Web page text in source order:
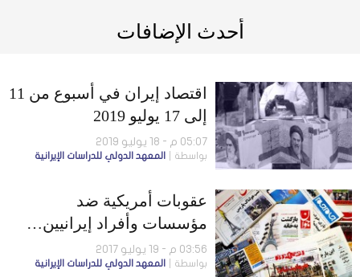
أحدث الإضافات
اقتصاد إيران في أسبوع من 11
إلى 17 يوليو 2019
05:07 م - 18 يوليو 2019
بواسطة المعهد الدولي للدراسات الإيرانية
عقوبات أمريكية ضد
مؤسسات وأفراد إيرانيين…
والبرلمان الإيراني يرد بالمثل
03:56 م - 19 يوليو 2017
بواسطة المعهد الدولي للدراسات الإيرانية